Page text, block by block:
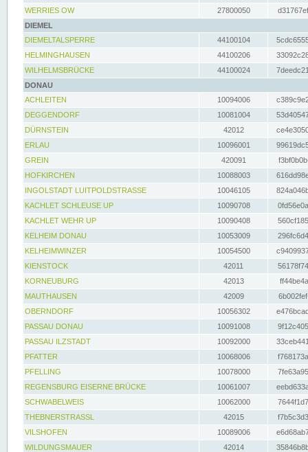
WERRIES OW
27800050
DIEMEL
DIEMELTALSPERRE
44100104
HELMINGHAUSEN
44100206
WILHELMSBRÜCKE
44100024
DONAU
ACHLEITEN
10094006
DEGGENDORF
10081004
DÜRNSTEIN
42012
ERLAU
10096001
GREIN
420091
HOFKIRCHEN
10088003
INGOLSTADT LUITPOLDSTRASSE
10046105
KACHLET SCHLEUSE UP
10090708
KACHLET WEHR UP
10090408
KELHEIM DONAU
10053009
KELHEIMWINZER
10054500
KIENSTOCK
42011
KORNEUBURG
42013
MAUTHAUSEN
42009
OBERNDORF
10056302
PASSAU DONAU
10091008
PASSAU ILZSTADT
10092000
PFATTER
10068006
PFELLING
10078000
REGENSBURG EISERNE BRÜCKE
10061007
SCHWABELWEIS
10062000
THEBNERSTRASSL
42015
VILSHOFEN
10089006
WILDUNGSMAUER
42014